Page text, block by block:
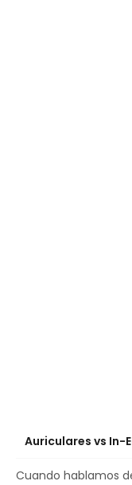
Auriculares vs In-
Cuando hablamos